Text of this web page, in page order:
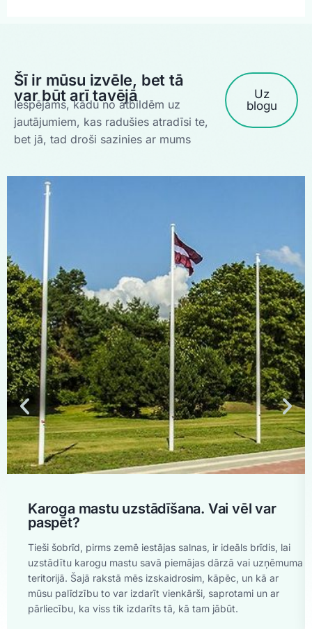
Šī ir mūsu izvēle, bet tā
var būt arī tavējā
Iespējams, kādu no atbildēm uz
jautājumiem, kas radušies atradīsi te,
bet jā, tad droši sazinies ar mums
Uz
blogu
Karoga mastu uzstādīšana. Vai vēl var
paspēt?
Tieši šobrīd, pirms zemē iestājas salnas, ir ideāls brīdis, lai
uzstādītu karogu mastu savā piemājas dārzā vai uzņēmuma
teritorijā. Šajā rakstā mēs izskaidrosim, kāpēc, un kā ar
mūsu palīdzību to var izdarīt vienkārši, saprotami un ar
pārliecību, ka viss tik izdarīts tā, kā tam jābūt.